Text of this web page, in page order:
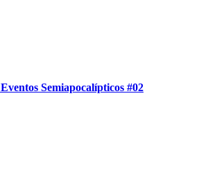
Eventos Semiapocalípticos #02